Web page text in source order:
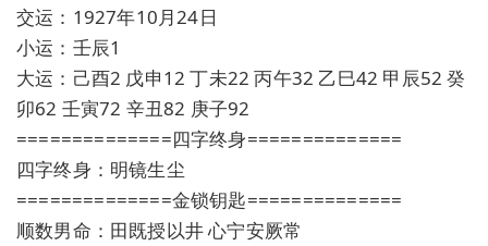
交运：1927年10月24日
小运：壬辰1
大运：己酉2 戊申12 丁未22 丙午32 乙巳42 甲辰52 癸
卯62 壬寅72 辛丑82 庚子92
==============四字终身==============
四字终身：明镜生尘
==============金锁钥匙==============
顺数男命：田既授以井 心宁安厥常